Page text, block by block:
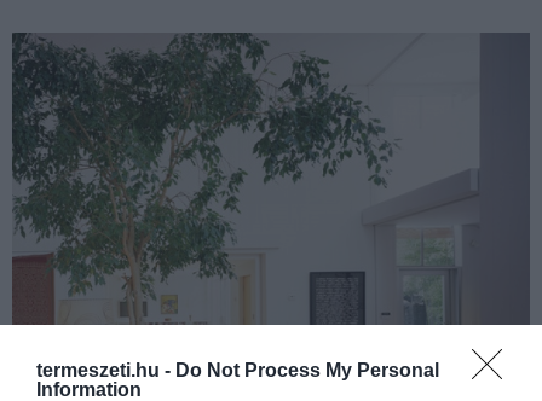
termeszeti.hu - Do Not Process My Personal
Information